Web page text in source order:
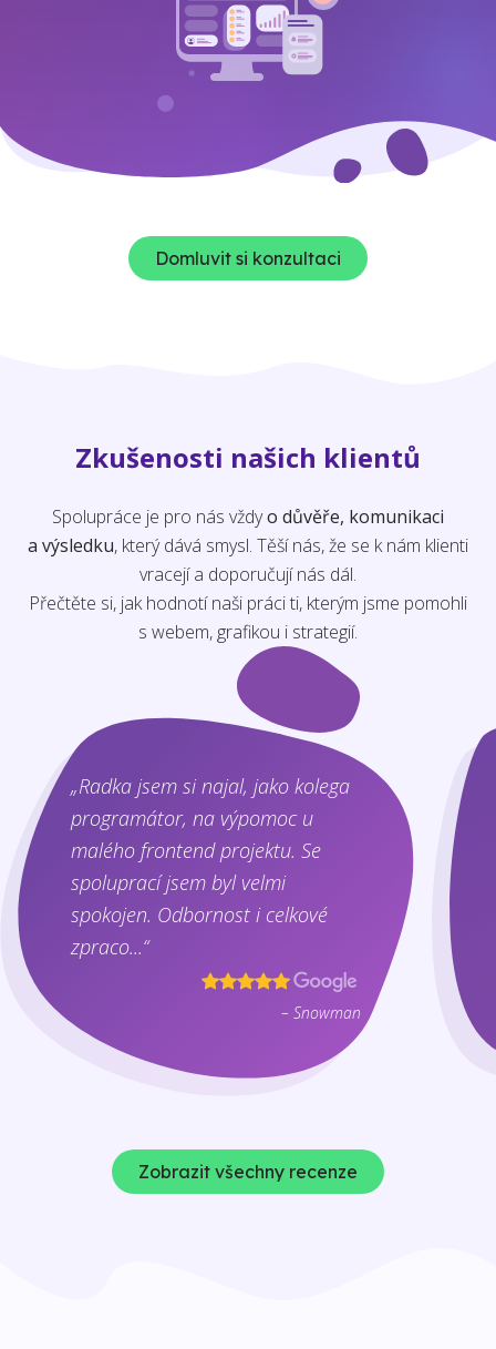
Domluvit si konzultaci
Zkušenosti našich klientů
Spolupráce je pro nás vždyo důvěře, komunikaci
a výsledku, který dává smysl. Těší nás, že se k nám klienti
vracejí a doporučují nás dál.
Přečtěte si, jak hodnotí naši práci ti, kterým jsme pomohli
s webem, grafikou i strategií.
„Radka jsem si najal, jako kolega
programátor, na výpomoc u
malého frontend projektu. Se
spoluprací jsem byl velmi
spokojen. Odbornost i celkové
zpraco...“
– Snowman
Zobrazit všechny recenze